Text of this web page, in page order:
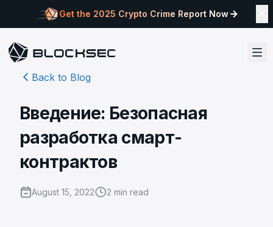
Get the 2025 Crypto Crime Report Now
Back to Blog
Введение: Безопасная
разработка смарт-
контрактов
August 15, 2022 2 min read